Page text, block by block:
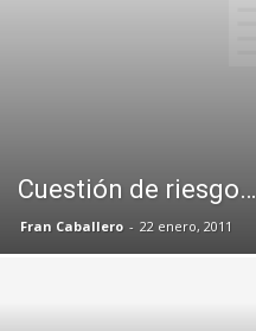
Cuestión de riesgo…
Fran Caballero - 22 enero, 2011